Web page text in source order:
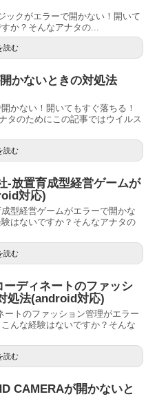
ックがエラーで開かない！開いて
か？そんなアナタの...
読む
かないときの対処法
かない！開いてもすぐ落ちる！
タのためにこの記事ではウイルス
読む
-放置育成型経営ゲームが
対応)
型経営ゲームがエラーで開かな
はないですか？そんなアナタの
読む
ディネートのファッシ
処法(android対応)
トのファッション管理がエラー
んな経験はないですか？そんな
読む
CAMERAが開かないと